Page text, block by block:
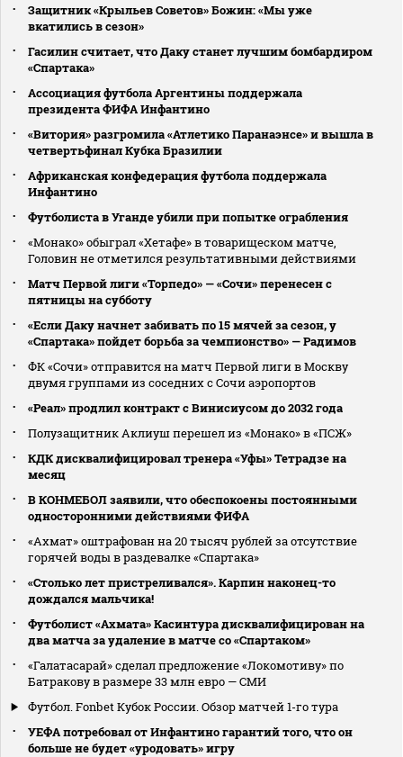
Защитник «Крыльев Советов» Божин: «Мы уже
вкатились в сезон»
Гасилин считает, что Даку станет лучшим бомбардиром
«Спартака»
Ассоциация футбола Аргентины поддержала
президента ФИФА Инфантино
«Витория» разгромила «Атлетико Паранаэнсе» и вышла в
четвертьфинал Кубка Бразилии
Африканская конфедерация футбола поддержала
Инфантино
Футболиста в Уганде убили при попытке ограбления
«Монако» обыграл «Хетафе» в товарищеском матче,
Головин не отметился результативными действиями
Матч Первой лиги «Торпедо» — «Сочи» перенесен с
пятницы на субботу
«Если Даку начнет забивать по 15 мячей за сезон, у
«Спартака» пойдет борьба за чемпионство» — Радимов
ФК «Сочи» отправится на матч Первой лиги в Москву
двумя группами из соседних с Сочи аэропортов
«Реал» продлил контракт с Винисиусом до 2032 года
Полузащитник Аклиуш перешел из «Монако» в «ПСЖ»
КДК дисквалифицировал тренера «Уфы» Тетрадзе на
месяц
В КОНМЕБОЛ заявили, что обеспокоены постоянными
односторонними действиями ФИФА
«Ахмат» оштрафован на 20 тысяч рублей за отсутствие
горячей воды в раздевалке «Спартака»
«Столько лет пристреливался». Карпин наконец-то
дождался мальчика!
Футболист «Ахмата» Касинтура дисквалифицирован на
два матча за удаление в матче со «Спартаком»
«Галатасарай» сделал предложение «Локомотиву» по
Батракову в размере 33 млн евро — СМИ
Футбол. Fonbet Кубок России. Обзор матчей 1-го тура
УЕФА потребовал от Инфантино гарантий того, что он
больше не будет «уродовать» игру